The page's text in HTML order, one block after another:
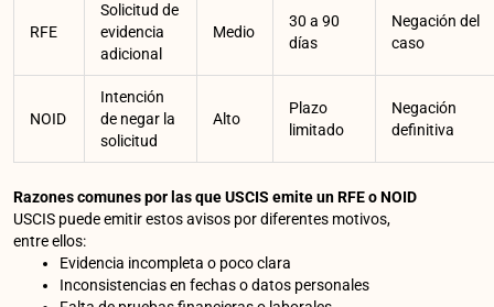
RFE
Solicitud de
evidencia
adicional
Medio
30 a 90
días
Negación del
caso
NOID
Intención
de negar la
solicitud
Alto
Plazo
limitado
Negación
definitiva
Razones comunes por las que USCIS emite un RFE o NOID
USCIS puede emitir estos avisos por diferentes motivos,
entre ellos:
Evidencia incompleta o poco clara
Inconsistencias en fechas o datos personales